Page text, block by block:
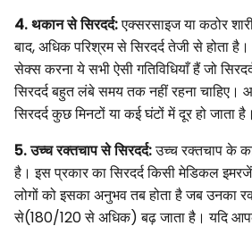
4. थकान से सिरदर्द:एक्सरसाइज या कठोर
बाद, अधिक परिश्रम से सिरदर्द तेजी से होता
सेक्स करना ये सभी ऐसी गतिविधियाँ हैं जो
सिरदर्द बहुत लंबे समय तक नहीं रहना चाहिए।
सिरदर्द कुछ मिनटों या कई घंटों में दूर हो जाता है।
5. उच्च रक्तचाप से सिरदर्द:उच्च रक्तचाप के
है। इस प्रकार का सिरदर्द किसी मेडिकल
लोगों को इसका अनुभव तब होता है जब उनका
से(180/120 से अधिक) बढ़ जाता है। यदि